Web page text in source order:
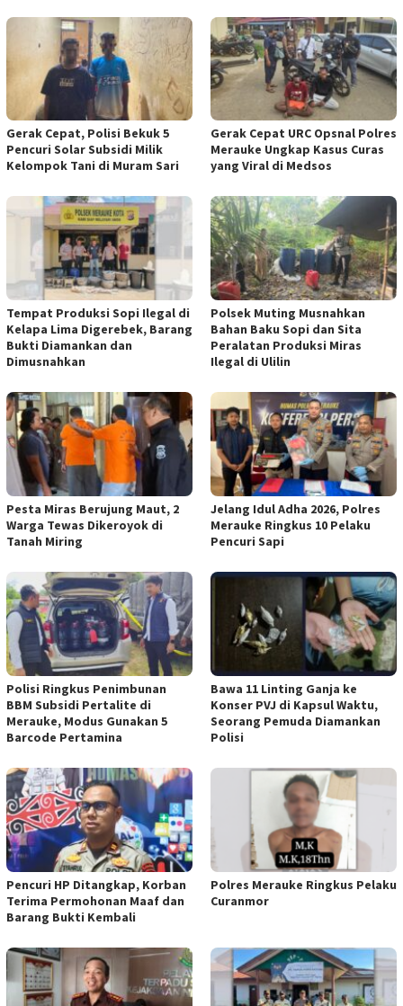
Gerak Cepat, Polisi Bekuk 5
Pencuri Solar Subsidi Milik
Kelompok Tani di Muram Sari
Gerak Cepat URC Opsnal Polres
Merauke Ungkap Kasus Curas
yang Viral di Medsos
Tempat Produksi Sopi Ilegal di
Kelapa Lima Digerebek, Barang
Bukti Diamankan dan
Dimusnahkan
Polsek Muting Musnahkan
Bahan Baku Sopi dan Sita
Peralatan Produksi Miras
Ilegal di Ulilin
Pesta Miras Berujung Maut, 2
Warga Tewas Dikeroyok di
Tanah Miring
Jelang Idul Adha 2026, Polres
Merauke Ringkus 10 Pelaku
Pencuri Sapi
Polisi Ringkus Penimbunan
BBM Subsidi Pertalite di
Merauke, Modus Gunakan 5
Barcode Pertamina
Bawa 11 Linting Ganja ke
Konser PVJ di Kapsul Waktu,
Seorang Pemuda Diamankan
Polisi
Pencuri HP Ditangkap, Korban
Terima Permohonan Maaf dan
Barang Bukti Kembali
Polres Merauke Ringkus Pelaku
Curanmor